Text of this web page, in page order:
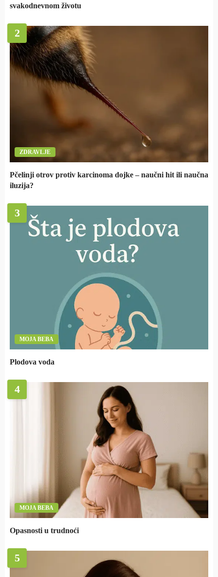
svakodnevnom životu
2
ZDRAVLJE
Pčelinji otrov protiv karcinoma dojke – naučni hit ili naučna
iluzija?
3
MOJA BEBA
Plodova voda
4
MOJA BEBA
Opasnosti u trudnoći
5